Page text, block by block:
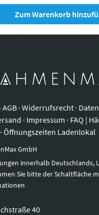
Zum Warenkorb
· AGB · Widerrufsrecht ·
· Impressum · FAQ |
· Öffnungszeiten Ladenlokal
GmbH
innerhalb Deutschlands,
Sie bitte der Schaltfläche
40